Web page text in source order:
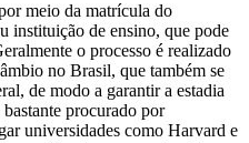
meio da matrícula do
instituição de ensino, que pode
o processo é realizado
no Brasil, que também se
de modo a garantir a estadia
procurado por
universidades como Harvard e